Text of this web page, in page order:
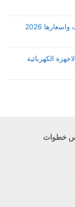
اجمل أماكن خروجة العيد في القاهرة والمحافظات واسعارها 2026
علي الاجهزة الكهربائية